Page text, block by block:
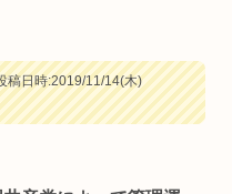
稿日時:2019/11/14(木)